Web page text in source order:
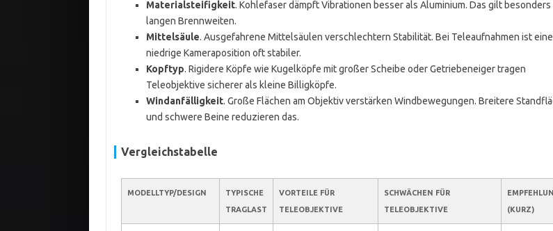
Materialsteifigkeit. Kohlefaser dämpft Vibrationen besser als Aluminium. Das gilt besonders
langen Brennweiten.
Mittelsäule. Ausgefahrene Mittelsäulen verschlechtern Stabilität. Bei Teleaufnahmen ist eine
niedrige Kameraposition oft stabiler.
Kopftyp. Rigidere Köpfe wie Kugelköpfe mit großer Scheibe oder Getriebeneiger tragen
Teleobjektive sicherer als kleine Billigköpfe.
Windanfälligkeit. Große Flächen am Objektiv verstärken Windbewegungen. Breitere
und schwere Beine reduzieren das.
Vergleichstabelle
MODELLTYP/DESIGN
TYPISCHE
TRAGLAST
VORTEILE FÜR
TELEOBJEKTIVE
SCHWÄCHEN FÜR
TELEOBJEKTIVE
(KURZ)